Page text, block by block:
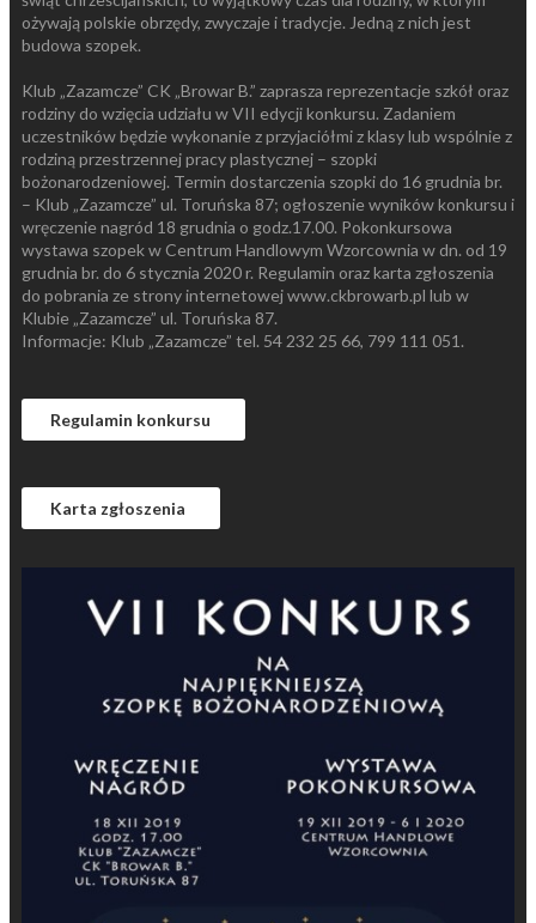
ożywają polskie obrzędy, zwyczaje i tradycje. Jedną z nich jest
budowa szopek.
Klub „Zazamcze” CK „Browar B.” zaprasza reprezentacje szkół oraz
rodziny do wzięcia udziału w VII edycji konkursu. Zadaniem
uczestników będzie wykonanie z przyjaciółmi z klasy lub wspólnie z
rodziną przestrzennej pracy plastycznej – szopki
bożonarodzeniowej. Termin dostarczenia szopki do 16 grudnia br.
– Klub „Zazamcze” ul. Toruńska 87; ogłoszenie wyników konkursu i
wręczenie nagród 18 grudnia o godz.17.00. Pokonkursowa
wystawa szopek w Centrum Handlowym Wzorcownia w dn. od 19
grudnia br. do 6 stycznia 2020 r. Regulamin oraz karta zgłoszenia
do pobrania ze strony internetowej www.ckbrowarb.pl lub w
Klubie „Zazamcze” ul. Toruńska 87.
Informacje: Klub „Zazamcze” tel. 54 232 25 66, 799 111 051.
Regulamin konkursu
Karta zgłoszenia